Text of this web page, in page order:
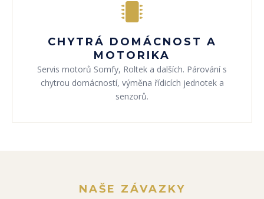
CHYTRÁ DOMÁCNOST A
MOTORIKA
Servis motorů Somfy, Roltek a dalších. Párování s
chytrou domácností, výměna řídicích jednotek a
senzorů.
NAŠE ZÁVAZKY